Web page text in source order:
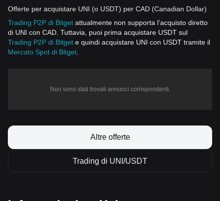
Offerte per acquistare UNI (o USDT) per CAD (Canadian Dollar)
Trading P2P di Bitget attualmente non supporta l’acquisto diretto
di UNI con CAD. Tuttavia, puoi prima acquistare USDT sul
Trading P2P di Bitget e quindi acquistare UNI con USDT tramite il
Mercato Spot di Bitget
Non sono stati trovati annunci corrispondenti.
Altre offerte
Trading di UNI/USDT